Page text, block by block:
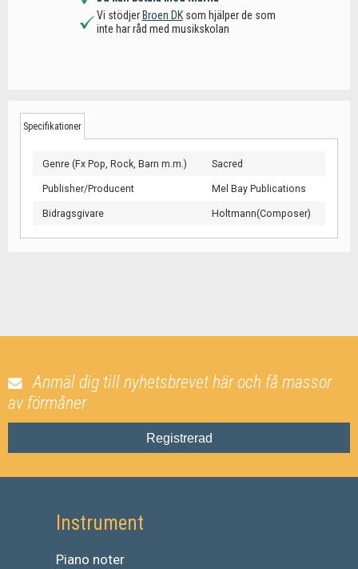
Vi stödjerBroen DKsom hjälper de som
inte har råd med musikskolan
Specifikationer
Genre (Fx Pop, Rock, Barn m.m.) Sacred
Publisher/Producent Mel Bay Publications
Bidragsgivare Holtmann(Composer)
Anmäl dig till nyhetsbrevet här och få massor
av förmåner
Registrerad
Instrument
Piano noter